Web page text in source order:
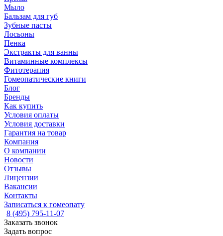
Мыло
Бальзам для губ
Зубные пасты
Лосьоны
Пенка
Экстракты для ванны
Витаминные комплексы
Фитотерапия
Гомеопатические книги
Блог
Бренды
Как купить
Условия оплаты
Условия доставки
Гарантия на товар
Компания
О компании
Новости
Отзывы
Лицензии
Вакансии
Контакты
Записаться к гомеопату
8 (495) 795-11-07
Заказать звонок
Задать вопрос